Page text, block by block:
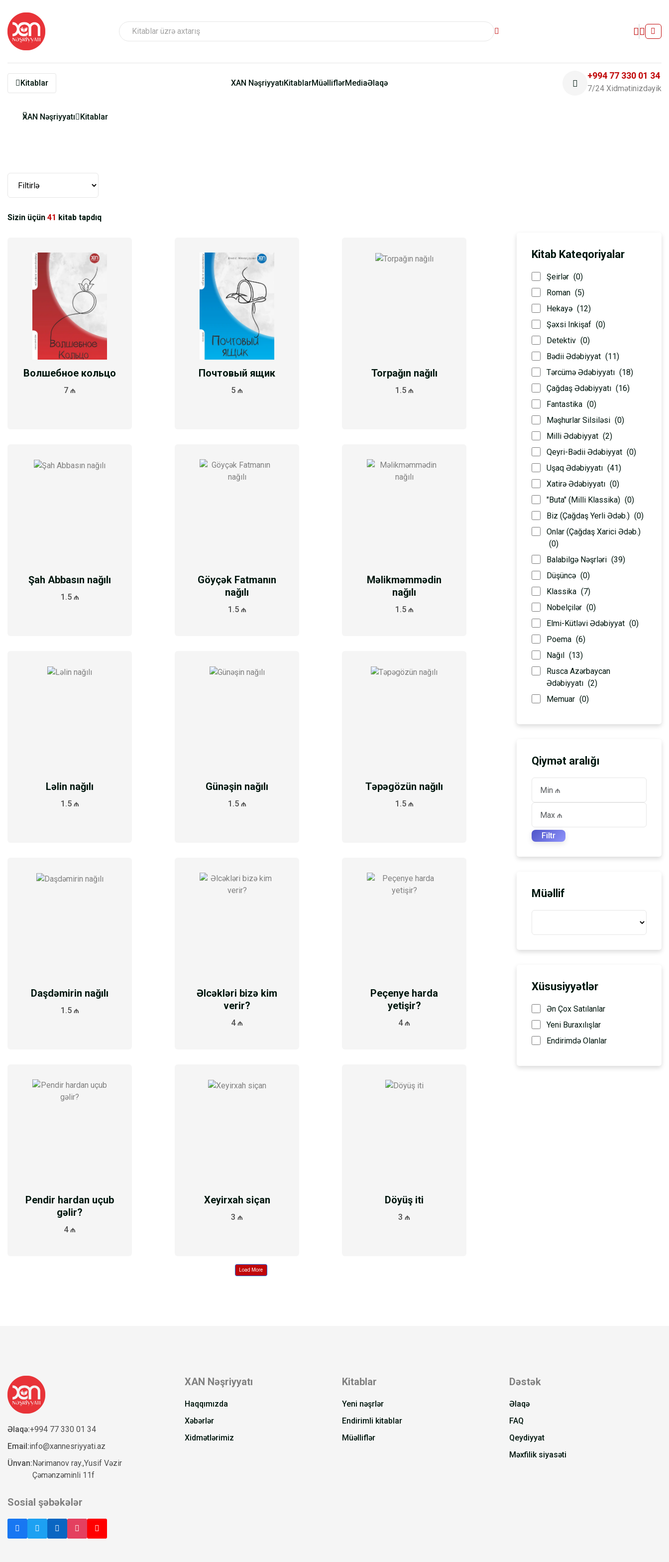
Kitablar XAN NəşriyyatıKitablarMüəlliflərMediaƏlaqə
+994 77 330 01 34
7/24 Xidmətinizdəyik
XAN Nəşriyyatı Kitablar
Sizin üçün 41 kitab tapdıq
Волшебное кольцо
7 ₼
Почтовый ящик
5 ₼
Torpağın nağılı
1.5 ₼
Şah Abbasın nağılı
1.5 ₼
Göyçək Fatmanın
nağılı
1.5 ₼
Məlikməmmədin
nağılı
1.5 ₼
Ləlin nağılı
1.5 ₼
Günəşin nağılı
1.5 ₼
Təpəgözün nağılı
1.5 ₼
Daşdəmirin nağılı
1.5 ₼
Əlcəkləri bizə kim
verir?
4 ₼
Peçenye harda
yetişir?
4 ₼
Pendir hardan uçub
gəlir?
4 ₼
Xeyirxah siçan
3 ₼
Döyüş iti
3 ₼
Load More
Kitab Kateqoriyalar
Şeirlər (0)
Roman (5)
Hekayə (12)
Şəxsi Inkişaf (0)
Detektiv (0)
Bədii Ədəbiyyat (11)
Tərcümə Ədəbiyyatı (18)
Çağdaş Ədəbiyyatı (16)
Fantastika (0)
Məşhurlar Silsiləsi (0)
Milli Ədəbiyyat (2)
Qeyri-Bədii Ədəbiyyat (0)
Uşaq Ədəbiyyatı (41)
Xatirə Ədəbiyyatı (0)
"Buta" (Milli Klassika) (0)
Biz (Çağdaş Yerli Ədəb.) (0)
Onlar (Çağdaş Xarici Ədəb.)
(0)
Balabilgə Nəşrləri (39)
Düşüncə (0)
Klassika (7)
Nobelçilər (0)
Elmi-Kütləvi Ədəbiyyat (0)
Poema (6)
Nağıl (13)
Rusca Azərbaycan
Ədəbiyyatı (2)
Memuar (0)
Qiymət aralığı
Filtr
Müəllif
Xüsusiyyətlər
Ən Çox Satılanlar
Yeni Buraxılışlar
Endirimdə Olanlar
Əlaqə:+994 77 330 01 34
Email:info@xannesriyyati.az
Ünvan:Nərimanov ray.,Yusif Vəzir
Çəmənzəminli 11f
XAN Nəşriyyatı
Haqqımızda
Xəbərlər
Xidmətlərimiz
Kitablar
Yeni nəşrlər
Endirimli kitablar
Müəlliflər
Dəstək
Əlaqə
FAQ
Qeydiyyat
Məxfilik siyasəti
Sosial şəbəkələr